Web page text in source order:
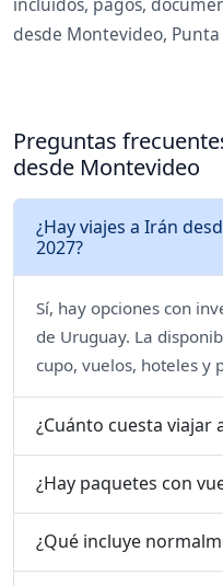
desde Montevideo, Punta
Preguntas
desde Montevideo
¿Hay viajes a Irán
2027?
Sí, hay opciones con
de Uruguay. La
cupo, vuelos, hoteles y
¿Cuánto cuesta viajar
¿Hay paquetes con
¿Qué incluye